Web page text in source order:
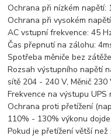
Ochrana při nízkém napětí:
Ochrana při vysokém
AC vstupní frekvence: 45
Čas přepnutí na zálohu:
Spotřeba měniče bez
Rozsah výstupního napětí
sítě 204 - 240 V, Měnič
Frekvence na výstupu
Ochrana proti přetížení
110% - 130% výkonu
Pokud je přetížení větší